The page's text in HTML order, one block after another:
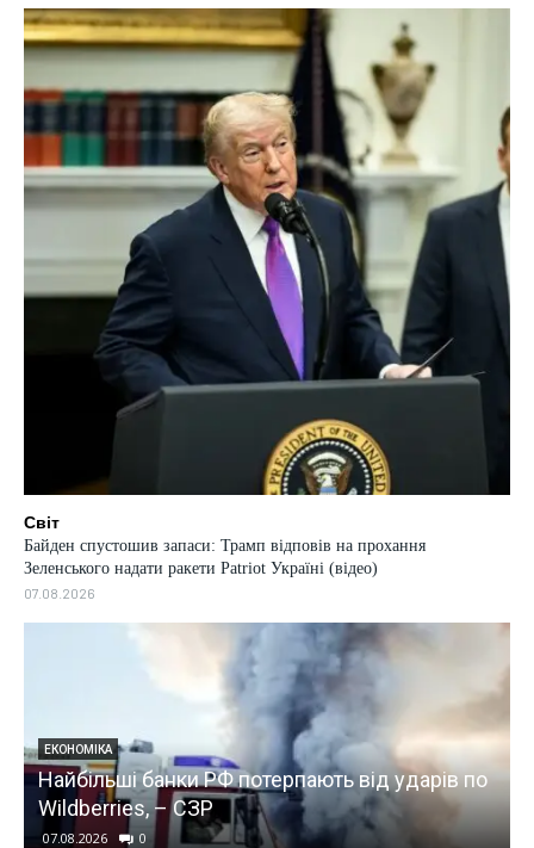
Світ
Байден спустошив запаси: Трамп відповів на прохання
Зеленського надати ракети Patriot Україні (відео)
07.08.2026
ЕКОНОМІКА
Найбільші банки РФ потерпають від ударів по
Wildberries, – СЗР
07.08.2026 0